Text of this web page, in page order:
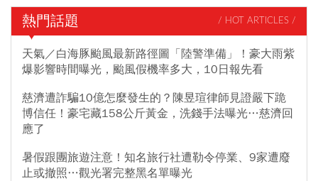
熱門話題 / HOT ARTICLES /
天氣／白海豚颱風最新路徑圖「陸警準備」！豪大雨紫
爆影響時間曝光，颱風假機率多大，10日報先看
慈濟遭詐騙10億怎麼發生的？陳昱瑄律師見證嚴下跪
博信任！豪宅藏158公斤黃金，洗錢手法曝光…慈濟回
應了
暑假跟團旅遊注意！知名旅行社遭勒令停業、9家遭廢
止或撤照…觀光署完整黑名單曝光